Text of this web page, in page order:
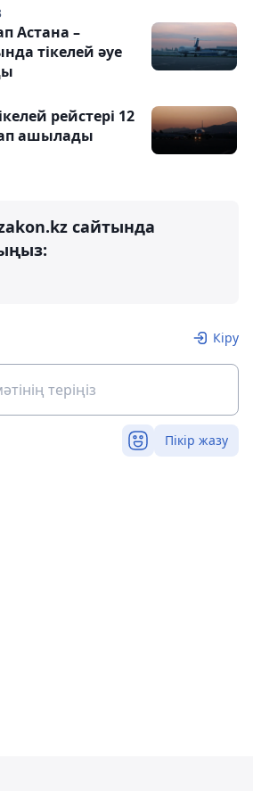
Астана –
тікелей әуе
рейстері 12
ашылады
сайтында
Кіру
Пікір жазу